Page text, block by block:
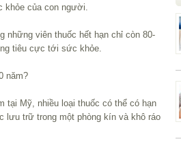
khỏe của con người.
những viên thuốc hết hạn chỉ còn 80-
tiêu cực tới sức khỏe.
năm?
tại Mỹ, nhiều loại thuốc có thể có hạn
lưu trữ trong một phòng kín và khô ráo